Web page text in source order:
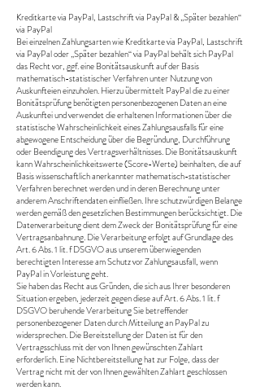
Kreditkarte via PayPal, Lastschrift via PayPal & „Später bezahlen“
via PayPal
Bei einzelnen Zahlungsarten wie Kreditkarte via PayPal, Lastschrift
via PayPal oder „Später bezahlen“ via PayPal behält sich PayPal
das Recht vor, ggf. eine Bonitätsauskunft auf der Basis
mathematisch-statistischer Verfahren unter Nutzung von
Auskunfteien einzuholen. Hierzu übermittelt PayPal die zu einer
Bonitätsprüfung benötigten personenbezogenen Daten an eine
Auskunftei und verwendet die erhaltenen Informationen über die
statistische Wahrscheinlichkeit eines Zahlungsausfalls für eine
abgewogene Entscheidung über die Begründung, Durchführung
oder Beendigung des Vertragsverhältnisses. Die Bonitätsauskunft
kann Wahrscheinlichkeitswerte (Score-Werte) beinhalten, die auf
Basis wissenschaftlich anerkannter mathematisch-statistischer
Verfahren berechnet werden und in deren Berechnung unter
anderem Anschriftendaten einfließen. Ihre schutzwürdigen Belange
werden gemäß den gesetzlichen Bestimmungen berücksichtigt. Die
Datenverarbeitung dient dem Zweck der Bonitätsprüfung für eine
Vertragsanbahnung. Die Verarbeitung erfolgt auf Grundlage des
Art. 6 Abs. 1 lit. f DSGVO aus unserem überwiegenden
berechtigten Interesse am Schutz vor Zahlungsausfall, wenn
PayPal in Vorleistung geht.
Sie haben das Recht aus Gründen, die sich aus Ihrer besonderen
Situation ergeben, jederzeit gegen diese auf Art. 6 Abs. 1 lit. f
DSGVO beruhende Verarbeitung Sie betreffender
personenbezogener Daten durch Mitteilung an PayPal zu
widersprechen. Die Bereitstellung der Daten ist für den
Vertragsschluss mit der von Ihnen gewünschten Zahlart
erforderlich. Eine Nichtbereitstellung hat zur Folge, dass der
Vertrag nicht mit der von Ihnen gewählten Zahlart geschlossen
werden kann.